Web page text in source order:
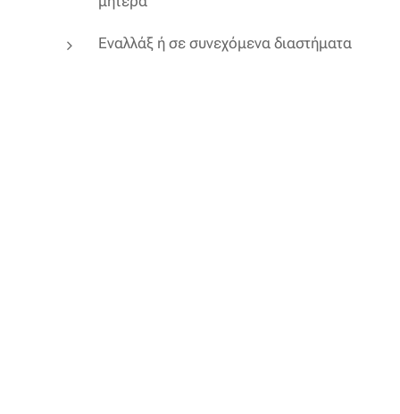
Εναλλάξ ή σε συνεχόμενα διαστήματα